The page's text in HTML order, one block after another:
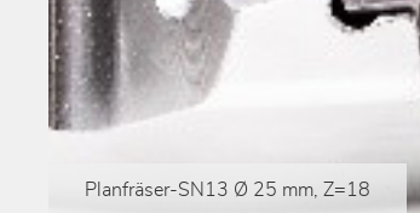
Planfräser-SN13 Ø 25 mm, Z=18